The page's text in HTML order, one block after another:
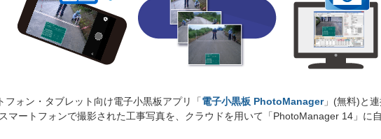
フォン・タブレット向け電子小黒板アプリ「電子小黒板 PhotoManager」(無料)と連
マートフォンで撮影された工事写真を、クラウドを用いて「PhotoManager 14」に